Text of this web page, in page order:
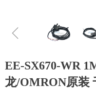
ꁆ
EE-SX670-WR
龙/OMRON原装